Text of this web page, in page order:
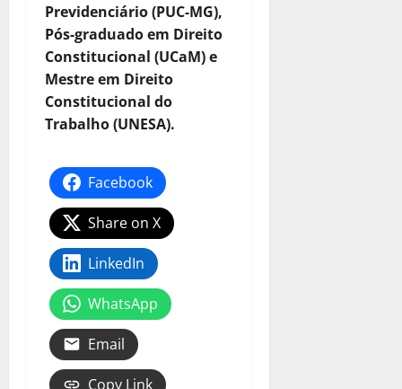
Previdenciário (PUC-MG),
Pós-graduado em Direito
Constitucional (UCaM) e
Mestre em Direito
Constitucional do
Trabalho (UNESA).
Facebook
Share on X
LinkedIn
WhatsApp
Email
Copy Link